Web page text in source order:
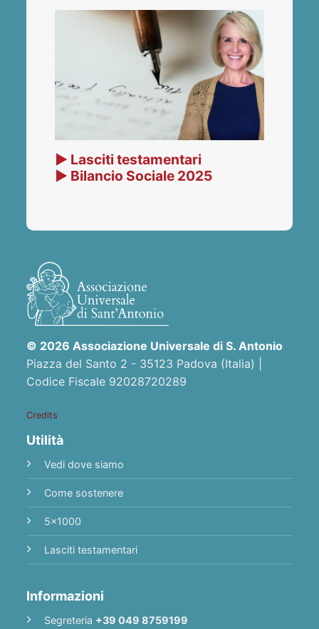
▶ Lasciti testamentari
▶ Bilancio Sociale 2025
© 2026 Associazione Universale di S. Antonio
Piazza del Santo 2 - 35123 Padova (Italia) |
Codice Fiscale 92028720289
Credits
Utilità
Vedi dove siamo
Come sostenere
5x1000
Lasciti testamentari
Informazioni
Segreteria +39 049 8759199